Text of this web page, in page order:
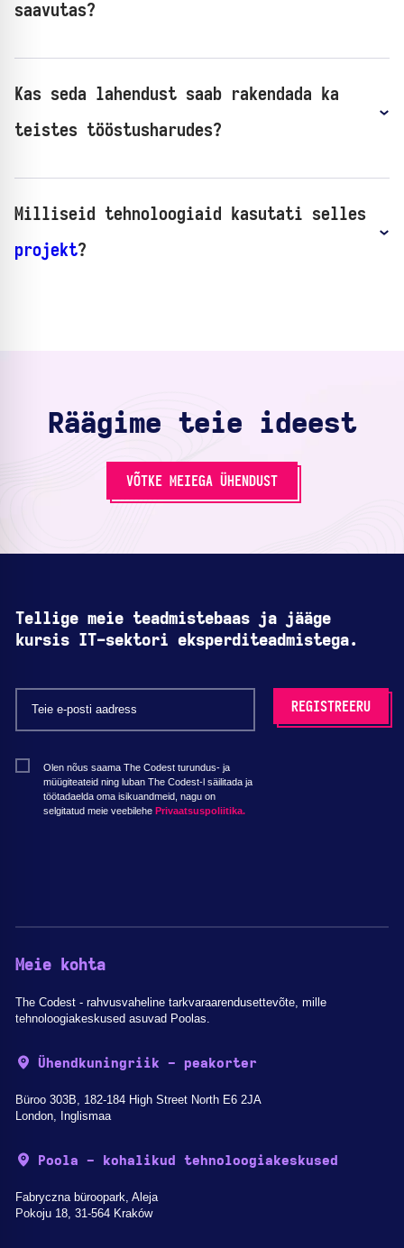
saavutas?
Kas seda lahendust saab rakendada ka
teistes tööstusharudes?
Milliseid tehnoloogiaid kasutati selles
projekt?
Räägime teie ideest
VÕTKE MEIEGA ÜHENDUST
Tellige meie teadmistebaas ja jääge
kursis IT-sektori eksperditeadmistega.
Olen nõus saama The Codest turundus- ja
müügiteateid ning luban The Codest-l säilitada ja
töötadaelda oma isikuandmeid, nagu on
selgitatud meie veebilehe Privaatsuspoliitika.
Meie kohta
The Codest - rahvusvaheline tarkvaraarendusettevõte, mille
tehnoloogiakeskused asuvad Poolas.
Ühendkuningriik - peakorter
Büroo 303B, 182-184 High Street North E6 2JA
London, Inglismaa
Poola - kohalikud tehnoloogiakeskused
Fabryczna büroopark, Aleja
Pokoju 18, 31-564 Kraków